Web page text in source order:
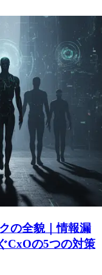
の全貌｜情報漏
CxOの5つの対策